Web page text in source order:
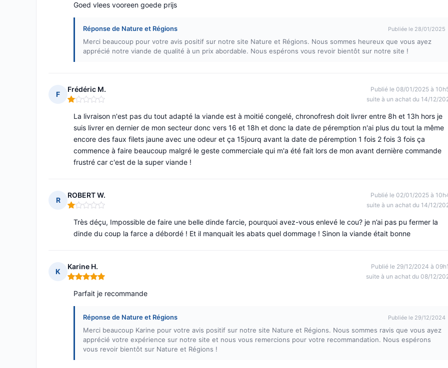
Goed vlees vooreen goede prijs
Réponse de Nature et Régions Publiée le 28/01/2025
Merci beaucoup pour votre avis positif sur notre site Nature et Régions. Nous sommes heureux que vous ayez
apprécié notre viande de qualité à un prix abordable. Nous espérons vous revoir bientôt sur notre site !
F
Frédéric M.
Note : 1 sur 5
Publié le 08/01/2025 à
suite à un achat du 14/12/
La livraison n'est pas du tout adapté la viande est à moitié congelé, chronofresh doit livrer entre 8h et 13h hors je
suis livrer en dernier de mon secteur donc vers 16 et 18h et donc la date de péremption n'ai plus du tout la même
encore des faux filets jaune avec une odeur et ça 15jourq avant la date de péremption 1 fois 2 fois 3 fois ça
commence à faire beaucoup malgré le geste commerciale qui m'a été fait lors de mon avant dernière commande
frustré car c'est de la super viande !
R
ROBERT W.
Note : 1 sur 5
Publié le 02/01/2025 à
suite à un achat du 14/12/
Très déçu, Impossible de faire une belle dinde farcie, pourquoi avez-vous enlevé le cou? je n’ai pas pu fermer la
dinde du coup la farce a débordé ! Et il manquait les abats quel dommage ! Sinon la viande était bonne
K
Karine H.
Note : 5 sur 5
Publié le 29/12/2024 à
suite à un achat du 08/12/
Parfait je recommande
Réponse de Nature et Régions Publiée le 29/12/2024
Merci beaucoup Karine pour votre avis positif sur notre site Nature et Régions. Nous sommes ravis que vous ayez
apprécié votre expérience sur notre site et nous vous remercions pour votre recommandation. Nous espérons
vous revoir bientôt sur Nature et Régions !